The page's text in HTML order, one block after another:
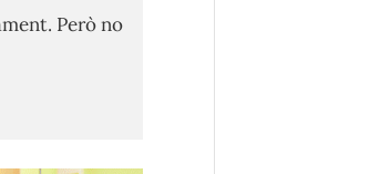
Però no